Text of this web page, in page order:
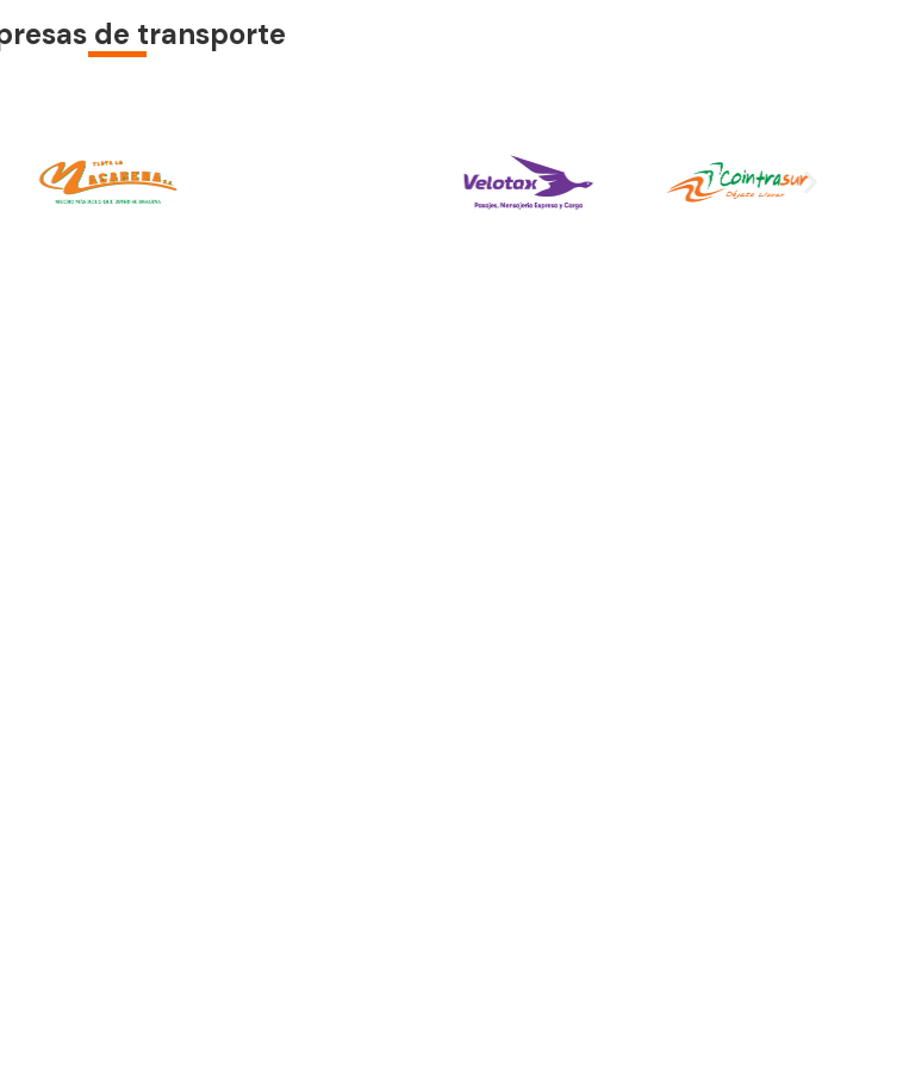
de transporte